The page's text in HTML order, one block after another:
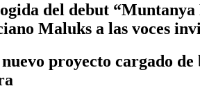
del debut
Maluks a las voces
proyecto cargado